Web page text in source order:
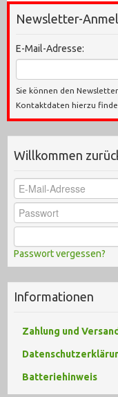
Newsletter-
E-Mail-Adresse:
Sie können den
Kontaktdaten hierzu
Willkommen
Passwort vergessen?
Informationen
Zahlung und Versand
Batteriehinweis